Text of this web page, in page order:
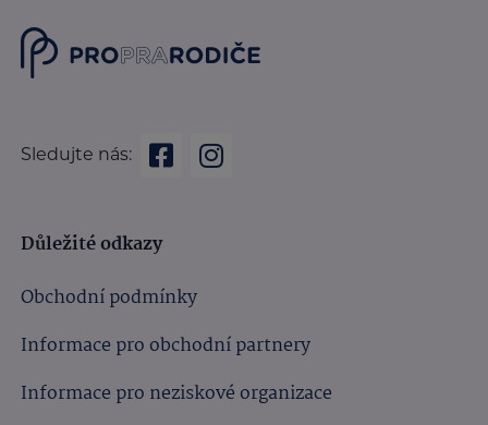
Sledujte nás:
Důležité odkazy
Obchodní podmínky
Informace pro obchodní partnery
Informace pro neziskové organizace